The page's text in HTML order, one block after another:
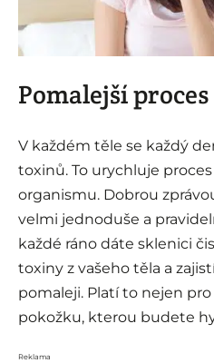
Pomalejší
V každém těle se každý
toxinů. To urychluje
organismu. Dobrou
velmi jednoduše a
každé ráno dáte sklenici
toxiny z vašeho těla a
pomaleji. Platí to nejen
pokožku, kterou budete
Reklama